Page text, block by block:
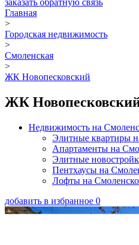
Главная
>
Городская недвижимость
>
Смоленская
>
ЖК Новопесковский
ЖК
Недвижимость на
Элитные квартиры
Апартаменты на
Элитные
Пентхаусы на
Лофты на
добавить в избранное 0